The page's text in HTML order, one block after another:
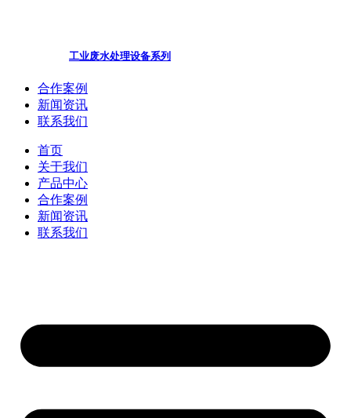
工业废水处理设备系列
合作案例
新闻资讯
联系我们
首页
关于我们
产品中心
合作案例
新闻资讯
联系我们